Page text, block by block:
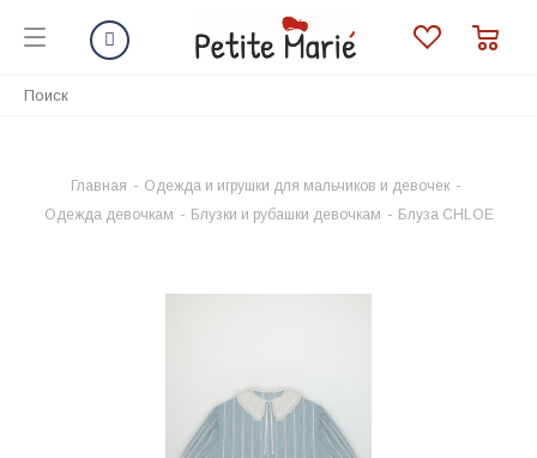
Главная - Одежда и игрушки для мальчиков и девочек -
Одежда девочкам - Блузки и рубашки девочкам - Блуза CHLOE